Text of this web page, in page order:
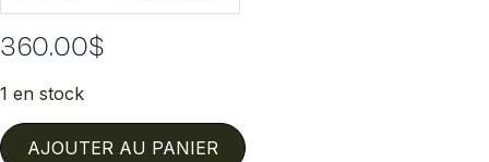
360.00$
1 en stock
AJOUTER AU PANIER